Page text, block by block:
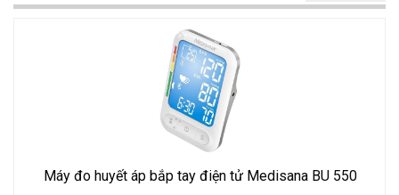
Máy đo huyết áp bắp tay điện tử Medisana BU 550